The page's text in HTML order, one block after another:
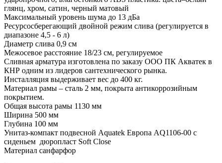
глянц, хром, сатин, черный матовый
Максимальный уровень шума до 13 дБа
Ресурсосберегающий двойной режим слива (регулируется в
диапазоне 4,5 - 6 л)
Диаметр слива 0,9 см
Межосевое расстояние 18/23 см, регулируемое
Сливная арматура изготовлена по заказу ООО ПК Акватек в
КНР одним из лидеров сантехнического рынка.
Инсталляция выдерживает вес до 400 кг.
Материал рамы – сталь 2 мм, покрыта антикоррозийным
покрытием.
Общая высота рамы 1130 мм
Ширина 500 мм
Глубина 100 мм
Унитаз-компакт подвесной Aquatek Европа AQ1106-00 с
сиденьем дюропласт Soft Close
Материал санфарфор